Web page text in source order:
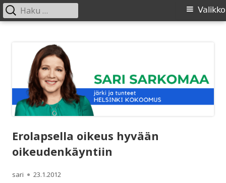
Ensisijainen
Valikko
Haku:
Erolapsella oikeus hyvään
oikeudenkäyntiin
Kirjoittaja
sari Julkaistu
23.1.2012